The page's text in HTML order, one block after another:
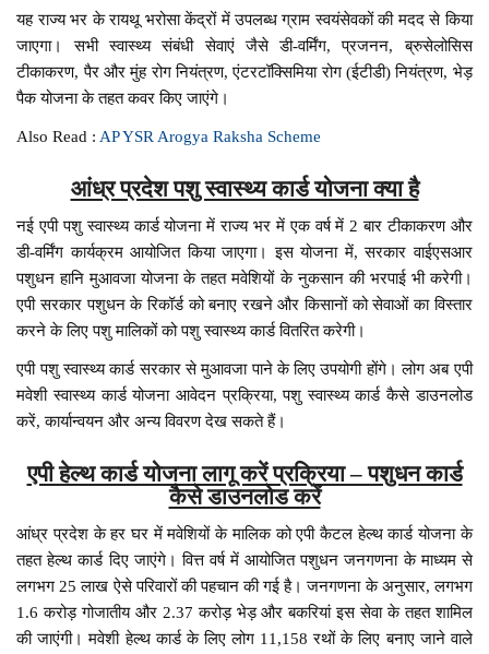
यह राज्य भर के रायथू भरोसा केंद्रों में उपलब्ध ग्राम स्वयंसेवकों की मदद से किया
जाएगा। सभी स्वास्थ्य संबंधी सेवाएं जैसे डी-वर्मिंग, प्रजनन, ब्रुसेलोसिस
टीकाकरण, पैर और मुंह रोग नियंत्रण, एंटरटॉक्सिमिया रोग (ईटीडी) नियंत्रण, भेड़
पैक योजना के तहत कवर किए जाएंगे।
Also Read : AP YSR Arogya Raksha Scheme
आंध्र प्रदेश पशु स्वास्थ्य कार्ड योजना क्या है
नई एपी पशु स्वास्थ्य कार्ड योजना में राज्य भर में एक वर्ष में 2 बार टीकाकरण और
डी-वर्मिंग कार्यक्रम आयोजित किया जाएगा। इस योजना में, सरकार वाईएसआर
पशुधन हानि मुआवजा योजना के तहत मवेशियों के नुकसान की भरपाई भी करेगी।
एपी सरकार पशुधन के रिकॉर्ड को बनाए रखने और किसानों को सेवाओं का विस्तार
करने के लिए पशु मालिकों को पशु स्वास्थ्य कार्ड वितरित करेगी।
एपी पशु स्वास्थ्य कार्ड सरकार से मुआवजा पाने के लिए उपयोगी होंगे। लोग अब एपी
मवेशी स्वास्थ्य कार्ड योजना आवेदन प्रक्रिया, पशु स्वास्थ्य कार्ड कैसे डाउनलोड
करें, कार्यान्वयन और अन्य विवरण देख सकते हैं।
एपी हेल्थ कार्ड योजना लागू करें प्रक्रिया – पशुधन कार्ड
कैसे डाउनलोड करें
आंध्र प्रदेश के हर घर में मवेशियों के मालिक को एपी कैटल हेल्थ कार्ड योजना के
तहत हेल्थ कार्ड दिए जाएंगे। वित्त वर्ष में आयोजित पशुधन जनगणना के माध्यम से
लगभग 25 लाख ऐसे परिवारों की पहचान की गई है। जनगणना के अनुसार, लगभग
1.6 करोड़ गोजातीय और 2.37 करोड़ भेड़ और बकरियां इस सेवा के तहत शामिल
की जाएंगी। मवेशी हेल्थ कार्ड के लिए लोग 11,158 रथों के लिए बनाए जाने वाले